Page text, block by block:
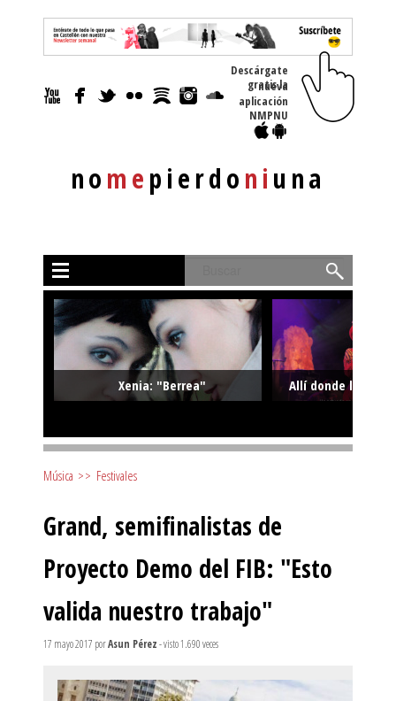
nomepierdoniuna
Descárgate
gratis la nueva
aplicación
NMPNU
Xenia: "Berrea" Allí donde la
Música >> Festivales
Grand, semifinalistas de
Proyecto Demo del FIB: "Esto
valida nuestro trabajo"
17 mayo 2017 porAsun Pérez- visto 1.690 veces